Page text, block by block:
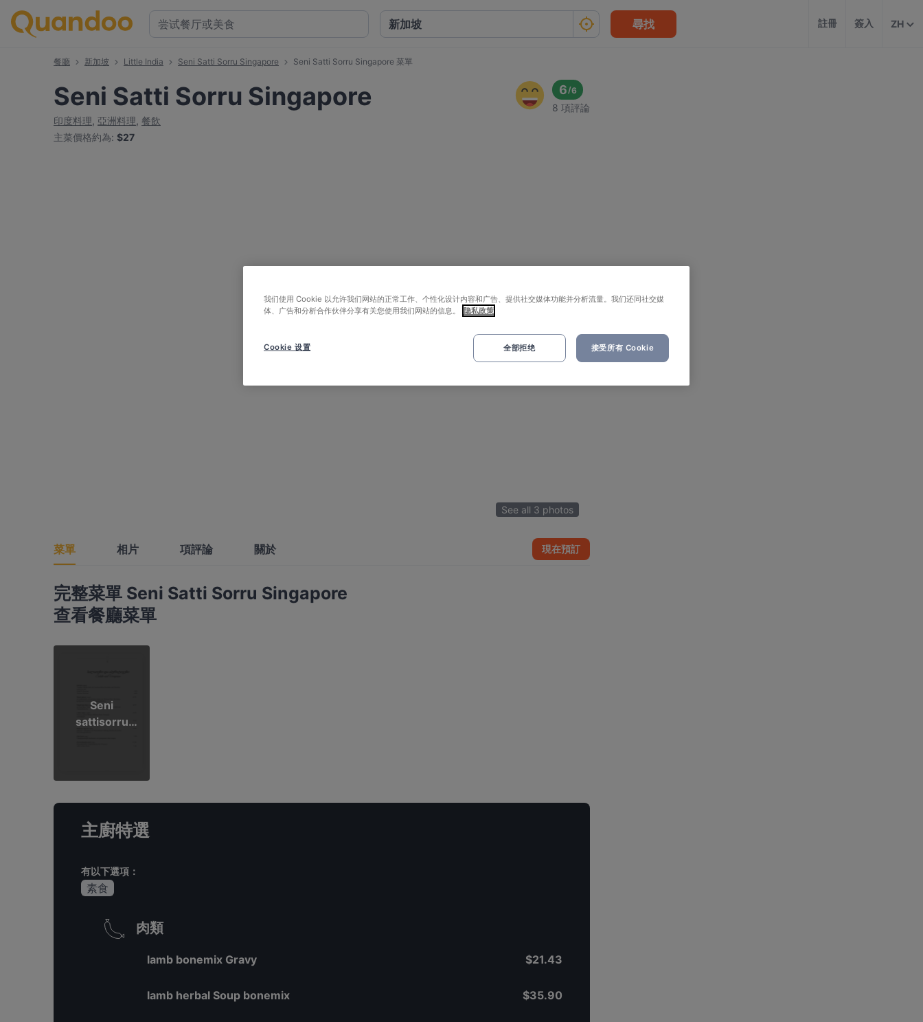
尋找 註冊 簽入 ZH
餐廳 新加坡 Little India Seni Satti Sorru Singapore Seni Satti Sorru Singapore 菜單
Seni Satti Sorru Singapore
印度料理, 亞洲料理, 餐飲
主菜價格約為: $27
6/6
8 項評論
See all 3 photos
菜單 相片 項評論 關於 現在預訂
完整菜單 Seni Satti Sorru Singapore
查看餐廳菜單
Seni
sattisorru
主廚特選
有以下選項：
素食
肉類
lamb bonemix Gravy $21.43
lamb herbal Soup bonemix $35.90
我们使用 Cookie 以允许我们网站的正常工作、个性化设计内容和广告、提供社交媒体功能并分析流量。我们还同社交媒
体、广告和分析合作伙伴分享有关您使用我们网站的信息。
隐私政策
全部拒绝 接受所有 Cookie
Cookie 设置